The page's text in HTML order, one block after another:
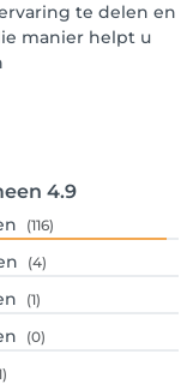
te delen en
manier helpt u
4.9
(116)
(4)
(1)
(0)